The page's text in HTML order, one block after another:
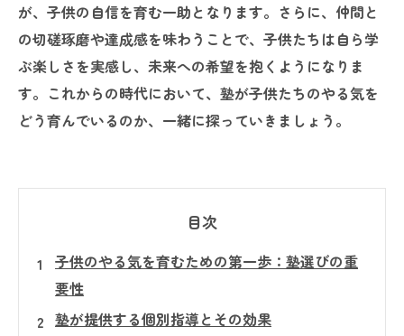
が、子供の自信を育む一助となります。さらに、仲間と
の切磋琢磨や達成感を味わうことで、子供たちは自ら学
ぶ楽しさを実感し、未来への希望を抱くようになりま
す。これからの時代において、塾が子供たちのやる気を
どう育んでいるのか、一緒に探っていきましょう。
目次
子供のやる気を育むための第一歩：塾選びの重
要性
塾が提供する個別指導とその効果